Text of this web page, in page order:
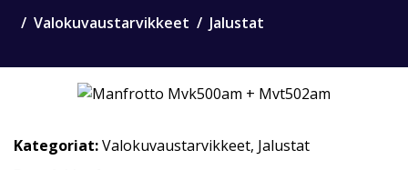
Valokuvaustarvikkeet Jalustat
Kategoriat:Valokuvaustarvikkeet, Jalustat